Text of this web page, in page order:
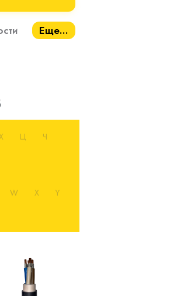
Еще...
Ц
Ч
W X
Y